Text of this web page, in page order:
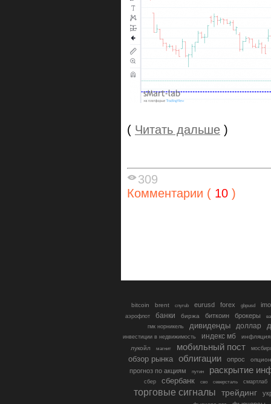
( Читать дальше )
309
Комментарии ( 10 )
bitcoin brent cnyrub eurusd forex gbpusd
аэрофлот банки биржа биткоин брокеры
гмк норникель
дивиденды доллар
инвестиции в недвижимость индекс мб
инфляция
лукойл
магнит мобильный пост
обзор рынка облигации опрос
прогноз по акциям путин раскрытие
сбер сбербанк сво северсталь смартлаб
торговые сигналы трейдинг